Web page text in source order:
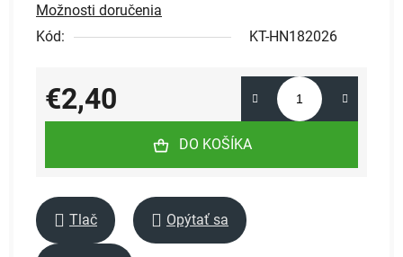
Možnosti doručenia
Kód:
KT-HN182026
€2,40
Jednotková cena:
DO KOŠÍKA
Tlač Opýtať sa